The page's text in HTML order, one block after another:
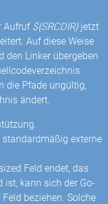
Aufruf ${SRCDIR}jetzt
Auf diese Weise
den Linker übergeben
die Pfade ungültig,
ändert.
externe
Feld endet, das
ist, kann sich der Go-
beziehen. Solche